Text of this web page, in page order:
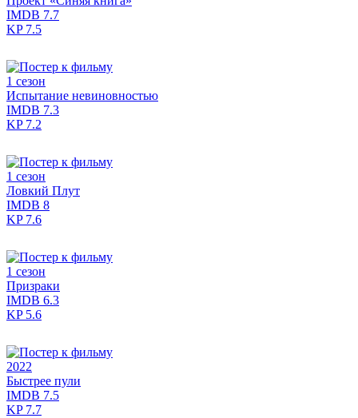
IMDB 7.7
KP7.5
1 сезон
Испытание невиновностью
IMDB 7.3
KP7.2
1 сезон
Ловкий Плут
IMDB 8
KP7.6
1 сезон
Призраки
IMDB 6.3
KP5.6
2022
Быстрее пули
IMDB 7.5
KP7.7